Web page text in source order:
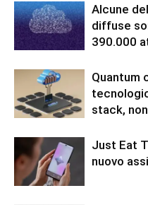
Alcune
diffuse
390.000
Quantum
stack,
Just Eat
nuovo